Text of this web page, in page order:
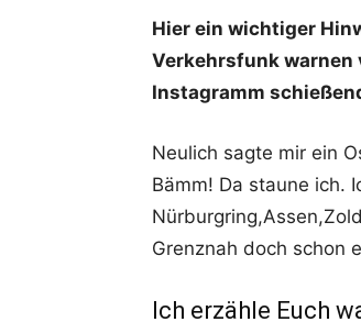
Hier ein wichtiger
Verkehrsfunk warnen
Instagramm
Neulich sagte mir ein
Bämm! Da staune ich.
Grenznah doch schon
Ich erzähle Euch